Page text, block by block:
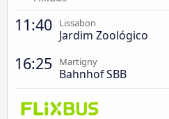
11:40 Lissabon
Jardim Zoológico
16:25 Martigny
Bahnhof SBB